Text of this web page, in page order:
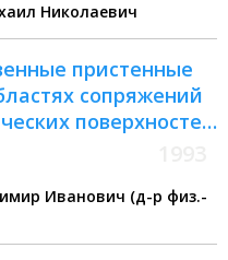
conditions in
flow past on airfoil
Николаевич
пристенные
сопряжений
поверхностей
на соиск. учен.
Иванович (д-р физ.-